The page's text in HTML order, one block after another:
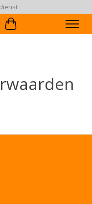
Winkelwagen